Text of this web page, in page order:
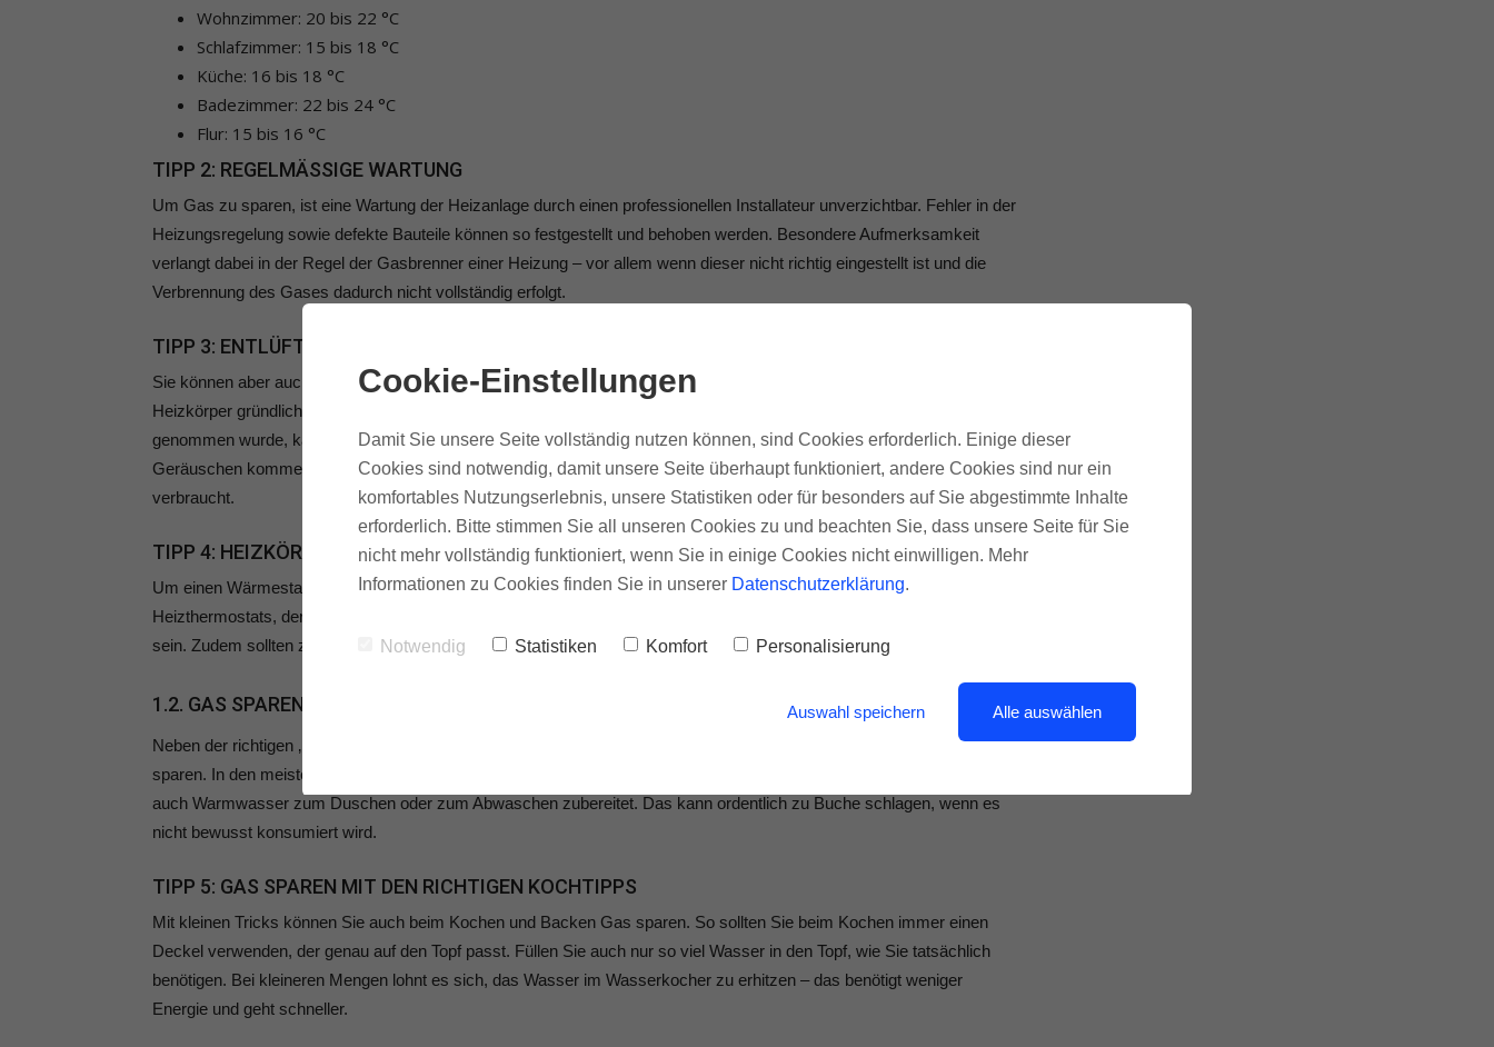
Wohnzimmer: 20 bis 22 °C
Schlafzimmer: 15 bis 18 °C
Küche: 16 bis 18 °C
Badezimmer: 22 bis 24 °C
Flur: 15 bis 16 °C
TIPP 2: REGELMÄSSIGE WARTUNG
Um Gas zu sparen, ist eine Wartung der Heizanlage durch einen professionellen Installateur unverzichtbar. Fehler in der
Heizungsregelung sowie defekte Bauteile können so festgestellt und behoben werden. Besondere Aufmerksamkeit
verlangt dabei in der Regel der Gasbrenner einer Heizung – vor allem wenn dieser nicht richtig eingestellt ist und die
Verbrennung des Gases dadurch nicht vollständig erfolgt.
TIPP 3: ENTLÜFTEN!
Sie können aber auch selbst Hand anlegen, um Gas zu sparen. So ist es insbesondere vor der Heizsaison sinnvoll, alle
Heizkörper gründlich zu entlüften. Denn nach den warmen Jahreszeiten, in deren Verlauf die Heizung nicht in Betrieb
genommen wurde, kann sich Luft in der Heizanlage sammeln. Dann kann es nicht nur zu störenden Blubber-
Geräuschen kommen, sondern auch das Heizwasser zirkuliert nicht mehr optimal, was wiederum unnötig Energie
verbraucht.
TIPP 4: HEIZKÖRPER FREIRÄUMEN
Um einen Wärmestau zu vermeiden, sollte ein Heizkörper nicht zugestellt sein. Insbesondere der Wärmefühler des
Heizthermostats, der die Umgebungstemperatur misst und sie der vom Nutzer eingestellten Stufe angleicht, sollte frei
sein. Zudem sollten zu Beginn der Heizperiode alle Heizkörper gereinigt und entstaubt werden.
1.2. GAS SPAREN IN KÜCHE UND BAD
Neben der richtigen ‚Behandlung‘ der Heizanlagen lässt sich auch beim richtigen Heizen in Bad und Küche viel Energie
sparen. In den meisten Wohnobjekten wird mit einer zentralen Gasheizung oder einer Gastherme neben Heizwärme
auch Warmwasser zum Duschen oder zum Abwaschen zubereitet. Das kann ordentlich zu Buche schlagen, wenn es
nicht bewusst konsumiert wird.
TIPP 5: GAS SPAREN MIT DEN RICHTIGEN KOCHTIPPS
Mit kleinen Tricks können Sie auch beim Kochen und Backen Gas sparen. So sollten Sie beim Kochen immer einen
Deckel verwenden, der genau auf den Topf passt. Füllen Sie auch nur so viel Wasser in den Topf, wie Sie tatsächlich
benötigen. Bei kleineren Mengen lohnt es sich, das Wasser im Wasserkocher zu erhitzen – das benötigt weniger
Energie und geht schneller.
Cookie-Einstellungen
Damit Sie unsere Seite vollständig nutzen können, sind Cookies erforderlich. Einige dieser
Cookies sind notwendig, damit unsere Seite überhaupt funktioniert, andere Cookies sind nur ein
komfortables Nutzungserlebnis, unsere Statistiken oder für besonders auf Sie abgestimmte Inhalte
erforderlich. Bitte stimmen Sie all unseren Cookies zu und beachten Sie, dass unsere Seite für Sie
nicht mehr vollständig funktioniert, wenn Sie in einige Cookies nicht einwilligen. Mehr
Informationen zu Cookies finden Sie in unserer Datenschutzerklärung.
Notwendig Statistiken Komfort Personalisierung
Auswahl speichern Alle auswählen